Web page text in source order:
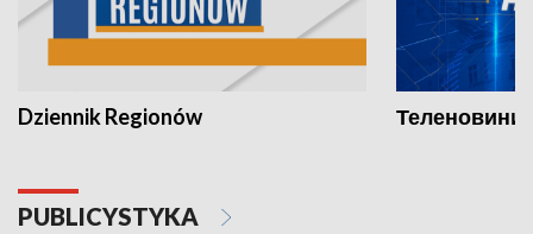
Dziennik Regionów Теленовини
PUBLICYSTYKA